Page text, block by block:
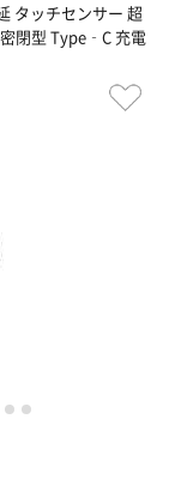
タッチセンサー 超
閉型 Type‐C 充電
14 15